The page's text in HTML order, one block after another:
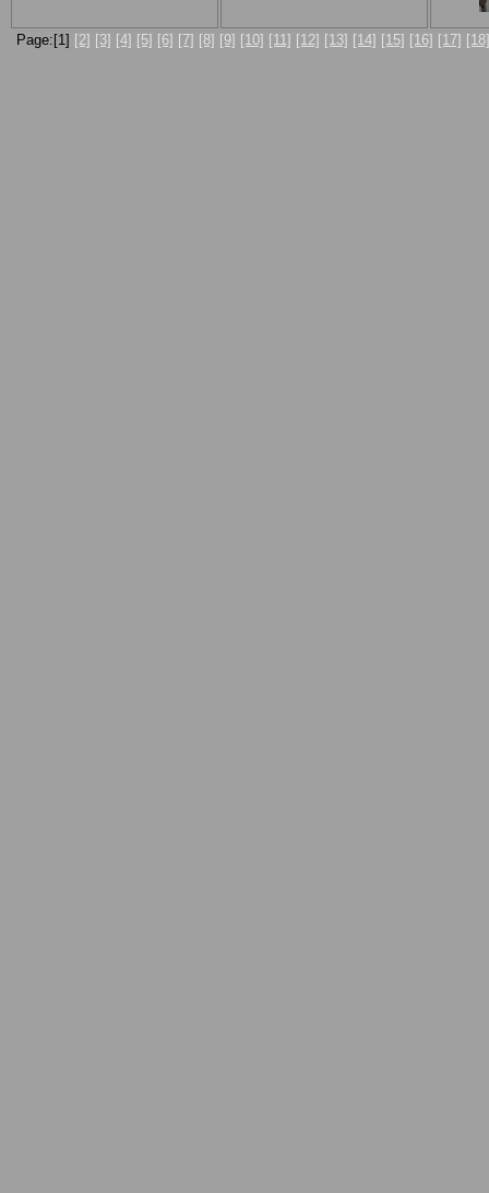
Page:[1] [2] [3] [4] [5] [6] [7] [8] [9] [10] [11] [12] [13] [14] [15] [16] [17] [18]